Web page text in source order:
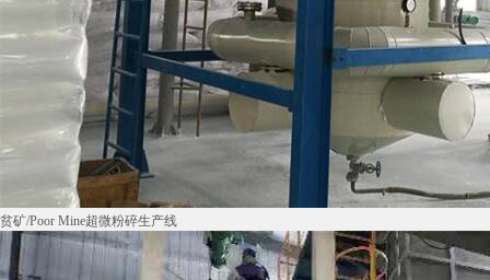
贫矿/Poor Mine超微粉碎生产线